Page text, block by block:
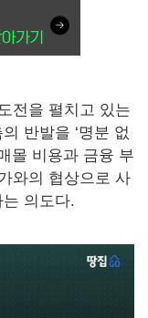
전을 펼치고 있는
반발을 ‘명분 없
몰 비용과 금융 부
와의 협상으로 사
의도다.